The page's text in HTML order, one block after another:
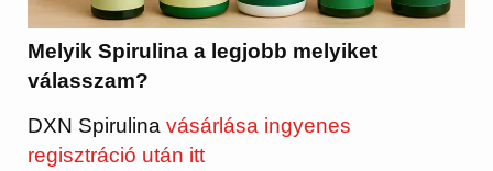
Melyik Spirulina a legjobb melyiket
válasszam?
DXN Spirulina vásárlása ingyenes
regisztráció után itt